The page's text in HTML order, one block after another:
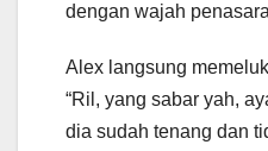
dengan wajah
Alex langsung
“Ril, yang sabar yah,
dia sudah tenang dan